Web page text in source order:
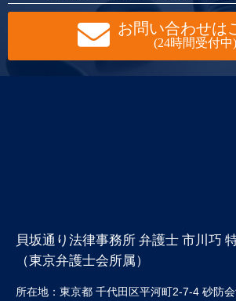
お問い合わせは
(24時間受付中)
貝坂通り法律事務所 弁護士 市川巧
（東京弁護士会所属）
所在地：東京都 千代田区平河町2-7-4 砂防